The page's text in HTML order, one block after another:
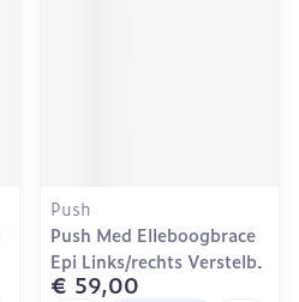
Push
Push Med Elleboogbrace
Epi Links/rechts Verstelb.
€ 59,00